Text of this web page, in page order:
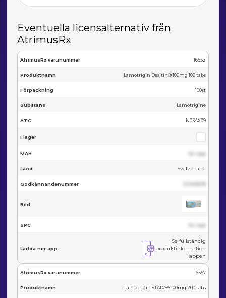
Eventuella licensalternativ från
AtrimusRx
AtrimusRx varunummer 16552
Produktnamn Lamotrigin Desitin® 100mg 100 tabs
Förpackning 100st
Substans Lamotrigine
ATC N03AX09
I lager
MAH Se i app
Land Switzerland
Godkännandenummer
Bild
SPC Se i app
Ladda ner app
Se fullständig
produktinformation
i appen
AtrimusRx varunummer 16557
Produktnamn Lamotrigin STADA® 100mg 200 tabs